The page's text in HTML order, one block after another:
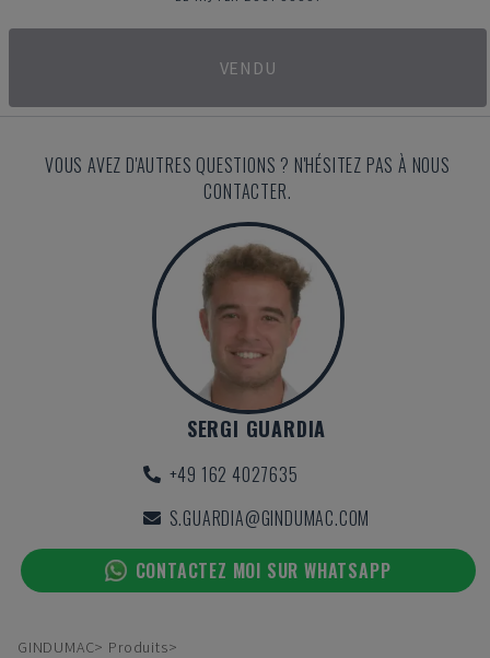
VENDU
VOUS AVEZ D'AUTRES QUESTIONS ? N'HÉSITEZ PAS À NOUS
CONTACTER.
SERGI GUARDIA
+49 162 4027635
S.GUARDIA@GINDUMAC.COM
CONTACTEZ MOI SUR WHATSAPP
GINDUMAC
Produits